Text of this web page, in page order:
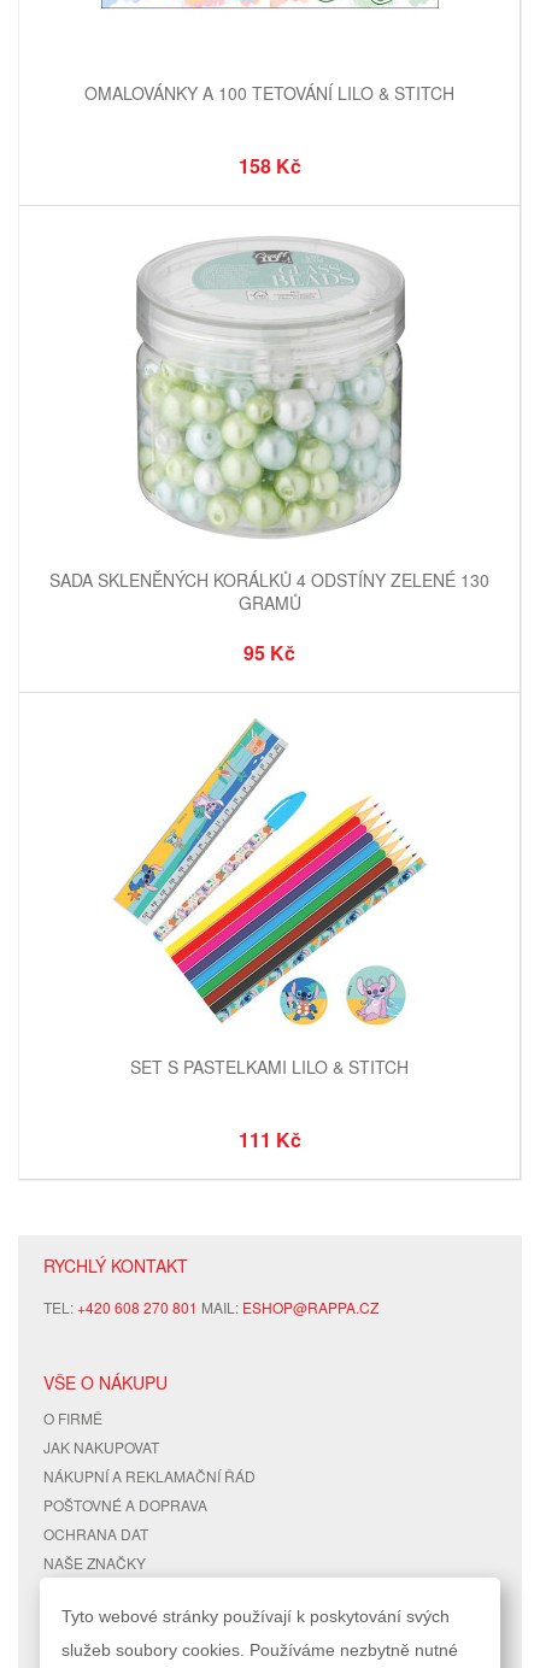
OMALOVÁNKY A 100 TETOVÁNÍ LILO & STITCH
158 Kč
SADA SKLENĚNÝCH KORÁLKŮ 4 ODSTÍNY ZELENÉ 130
GRAMŮ
95 Kč
SET S PASTELKAMI LILO & STITCH
111 Kč
RYCHLÝ KONTAKT
TEL:+420 608 270 801 MAIL: ESHOP@RAPPA.CZ
VŠE O NÁKUPU
O FIRMĚ
JAK NAKUPOVAT
NÁKUPNÍ A REKLAMAČNÍ ŘÁD
POŠTOVNÉ A DOPRAVA
OCHRANA DAT
NAŠE ZNAČKY
RYCHLÉ ODKAZY ÚČET
Tyto webové stránky používají k poskytování svých
služeb soubory cookies. Používáme nezbytně nutné